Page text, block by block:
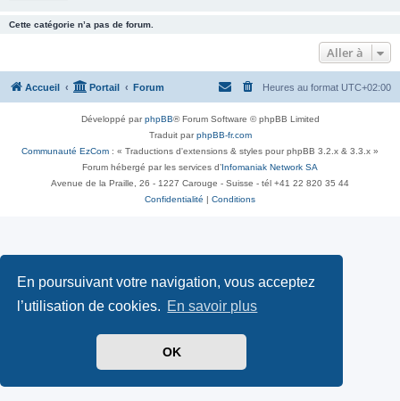
En poursuivant votre navigation, vous acceptez
l’utilisation de cookies. En savoir plus
OK
Cette catégorie n’a pas de forum.
Aller à
Accueil Portail Forum Heures au format UTC+02:00
Développé parphpBB® Forum Software © phpBB Limited
Traduit parphpBB-fr.com
Communauté EzCom : « Traductions d'extensions & styles pour phpBB 3.2.x & 3.3.x »
Forum hébergé par les services d’ Infomaniak Network SA
Avenue de la Praille, 26 - 1227 Carouge - Suisse - tél +41 22 820 35 44
Confidentialité
Conditions